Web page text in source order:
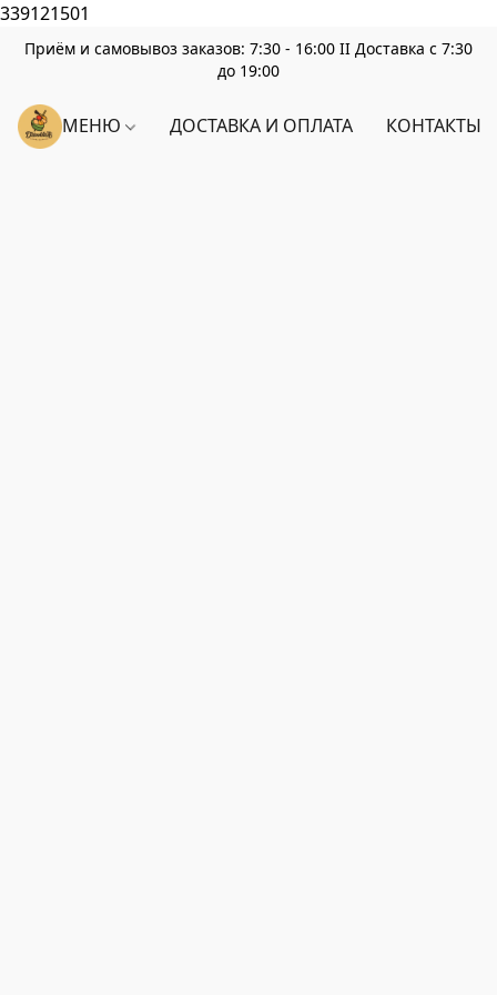
339121501
Приём и самовывоз заказов: 7:30 - 16:00 II Доставка с 7:30
до 19:00
МЕНЮ ДОСТАВКА И ОПЛАТА КОНТАКТЫ